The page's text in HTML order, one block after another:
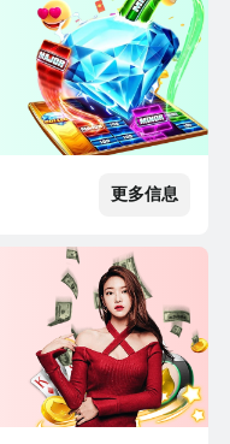
更多信息